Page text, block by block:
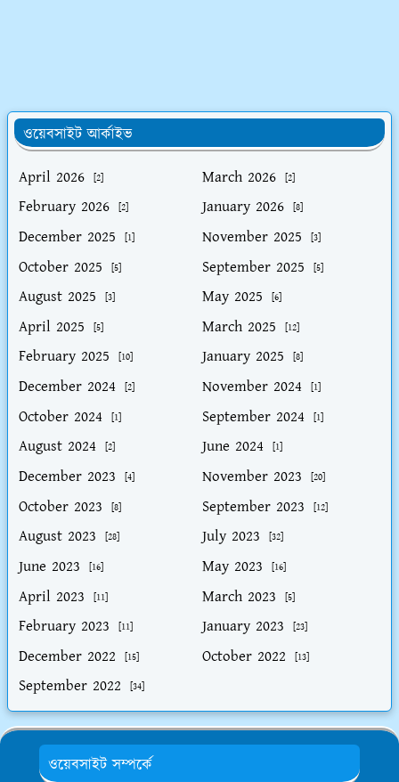
ওয়েবসাইট আর্কাইভ
April 2026
[2] March 2026 [2]
February 2026 [2] January 2026 [8]
December 2025 [1] November 2025 [3]
October 2025 [5] September 2025 [5]
August 2025 [3] May 2025 [6]
April 2025 [5] March 2025 [12]
February 2025 [10] January 2025 [8]
December 2024 [2] November 2024 [1]
October 2024 [1] September 2024 [1]
August 2024 [2] June 2024 [1]
December 2023 [4] November 2023 [20]
October 2023 [8] September 2023 [12]
August 2023 [28] July 2023 [32]
June 2023 [16] May 2023 [16]
April 2023 [11] March 2023 [5]
February 2023 [11] January 2023 [23]
December 2022 [15] October 2022 [13]
September 2022 [34]
ওয়েবসাইট সম্পর্কে